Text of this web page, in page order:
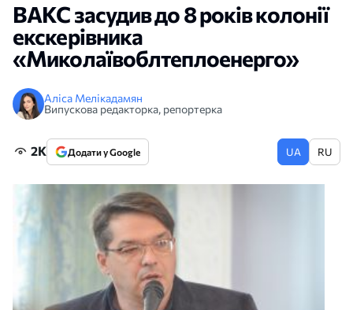
ВАКС засудив до 8 років колонії
екскерівника
«Миколаївоблтеплоенерго»
Аліса Мелікадамян
Випускова редакторка, репортерка
2K Додати у Google UA RU